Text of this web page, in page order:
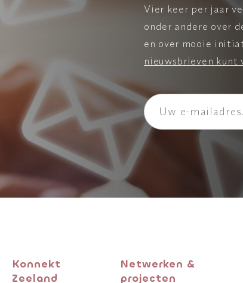
Vier keer per jaar
onder andere over
en over mooie
nieuwsbrieven kunt
Konnekt
Zeeland
Netwerken &
projecten